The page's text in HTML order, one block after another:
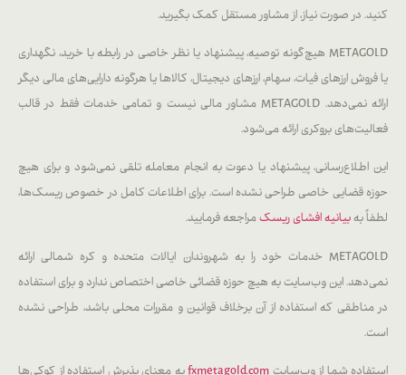
کنید. در صورت نیاز، از مشاور مستقل کمک بگیرید.
METAGOLD هیچ‌گونه توصیه، پیشنهاد یا نظر خاصی در رابطه با خرید، نگهداری
یا فروش ارزهای فیات، سهام، ارزهای دیجیتال، کالاها یا هرگونه دارایی‌های مالی دیگر
ارائه نمی‌دهد. METAGOLD مشاور مالی نیست و تمامی خدمات فقط در قالب
فعالیت‌های بروکری ارائه می‌شود.
این اطلاع‌رسانی، پیشنهاد یا دعوت به انجام معامله تلقی نمی‌شود و برای هیچ
حوزه قضایی خاصی طراحی نشده است. برای اطلاعات کامل در خصوص ریسک‌ها،
لطفاً بهبیانیه افشای ریسک مراجعه فرمایید.
METAGOLD خدمات خود را به شهروندان ایالات متحده و کره شمالی ارائه
نمی‌دهد. این وب‌سایت به هیچ حوزه قضائی خاصی اختصاص ندارد و برای استفاده
در مناطقی که استفاده از آن برخلاف قوانین و مقررات محلی باشد، طراحی نشده
است.